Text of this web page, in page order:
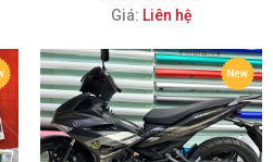
Giá: Liên hệ